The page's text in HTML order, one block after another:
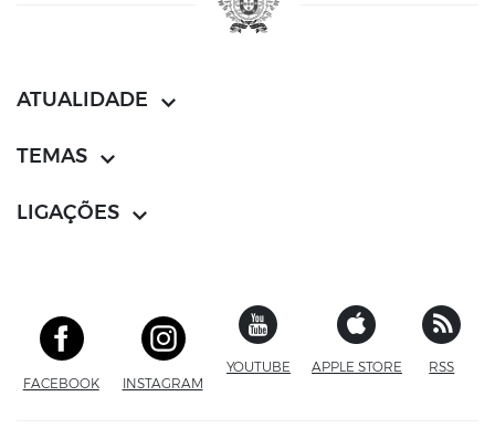
ATUALIDADE
TEMAS
LIGAÇÕES
FACEBOOKSITE EXTERNO
INSTAGRAM
YOUTUBE SITE EXTERNO
APPLE STORE SITERSS